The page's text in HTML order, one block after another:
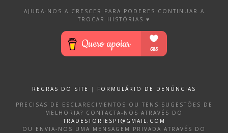
AJUDA-NOS A CRESCER PARA PODERES CONTINUAR A
TROCAR HISTÓRIAS ♥
REGRAS DO SITE | FORMULÁRIO DE DENÚNCIAS
PRECISAS DE ESCLARECIMENTOS OU TENS SUGESTÕES DE
MELHORIA? CONTACTA-NOS ATRAVÉS DO
TRADESTORIESPT@GMAIL.COM
OU ENVIA-NOS UMA MENSAGEM PRIVADA ATRAVÉS DO